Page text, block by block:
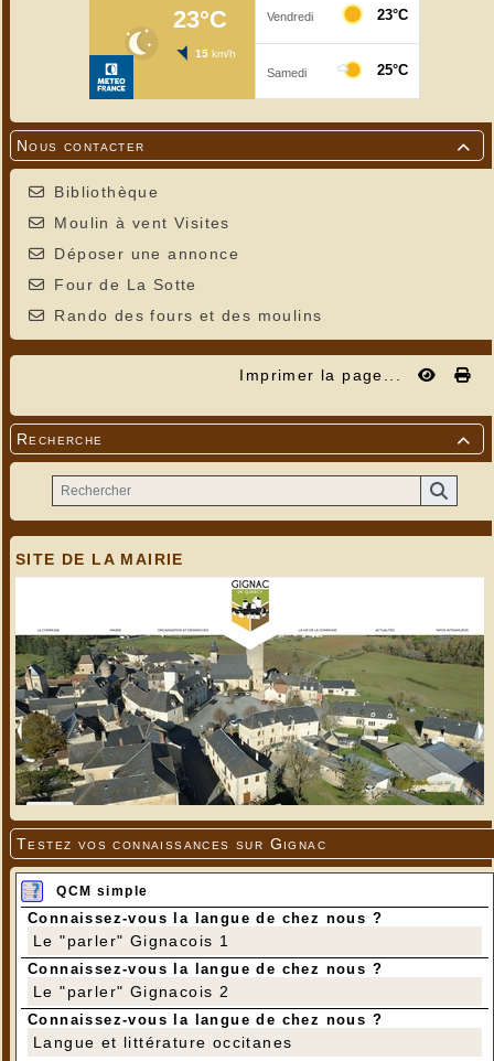

Nous contacter
Bibliothèque
Moulin à vent Visites
Déposer une annonce
Four de La Sotte
Rando des fours et des moulins
Imprimer la page...

Recherche
SITE DE LA MAIRIE
Testez vos connaissances sur Gignac
QCM simple
Connaissez-vous la langue de chez nous ?
Le "parler" Gignacois 1
Connaissez-vous la langue de chez nous ?
Le "parler" Gignacois 2
Connaissez-vous la langue de chez nous ?
Langue et littérature occitanes